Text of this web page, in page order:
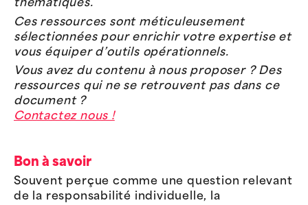
thématiques.
Ces ressources sont méticuleusement
sélectionnées pour enrichir votre expertise et
vous équiper d’outils opérationnels.
Vous avez du contenu à nous proposer ? Des
ressources qui ne se retrouvent pas dans ce
document ?
Contactez nous !
Bon à savoir
Souvent perçue comme une question relevant
de la responsabilité individuelle, la